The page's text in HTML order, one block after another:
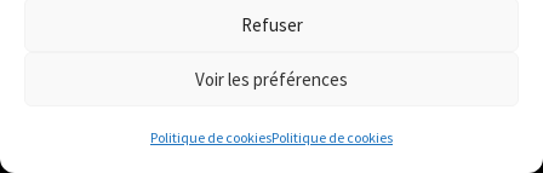
Refuser
Voir les préférences
Politique de cookiesPolitique de cookies
Copyright © 2026 Les Badistes de la Sensée